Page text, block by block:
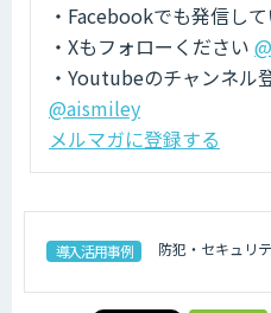
・Facebookでも発信し
・Xもフォローください
・Youtubeのチャンネル
@aismiley
メルマガに登録する
導入活用事例 防犯・セキュリ